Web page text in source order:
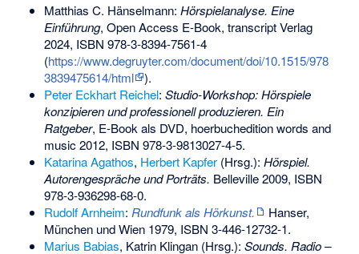
Matthias C. Hänselmann: Hörspielanalyse. Eine
Einführung, Open Access E-Book, transcript Verlag
2024, ISBN 978-3-8394-7561-4
(https://www.degruyter.com/document/doi/10.1515/978
3839475614/html
).
Peter Eckhart Reichel: Studio-Workshop: Hörspiele
konzipieren und professionell produzieren. Ein
Ratgeber, E-Book als DVD, hoerbuchedition words and
music 2012, ISBN 978-3-9813027-4-5.
Katarina Agathos, Herbert Kapfer(Hrsg.): Hörspiel.
Autorengespräche und Porträts. Belleville 2009, ISBN
978-3-936298-68-0.
Rudolf Arnheim: Rundfunk als Hörkunst.
Hanser,
München und Wien 1979, ISBN 3-446-12732-1.
Marius Babias, Katrin Klingan(Hrsg.): Sounds. Radio –